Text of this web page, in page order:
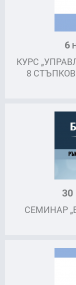
6
КУРС
8
30
СЕМИНАР